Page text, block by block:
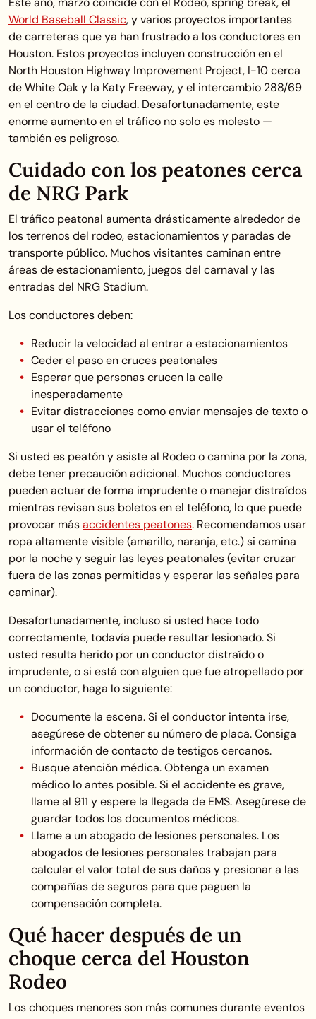
World Baseball Classic, y varios proyectos importantes
de carreteras que ya han frustrado a los conductores en
Houston. Estos proyectos incluyen construcción en el
North Houston Highway Improvement Project, I-10 cerca
de White Oak y la Katy Freeway, y el intercambio 288/69
en el centro de la ciudad. Desafortunadamente, este
enorme aumento en el tráfico no solo es molesto —
también es peligroso.
Cuidado con los peatones cerca
de NRG Park
El tráfico peatonal aumenta drásticamente alrededor de
los terrenos del rodeo, estacionamientos y paradas de
transporte público. Muchos visitantes caminan entre
áreas de estacionamiento, juegos del carnaval y las
entradas del NRG Stadium.
Los conductores deben:
Reducir la velocidad al entrar a estacionamientos
Ceder el paso en cruces peatonales
Esperar que personas crucen la calle
inesperadamente
Evitar distracciones como enviar mensajes de texto o
usar el teléfono
Si usted es peatón y asiste al Rodeo o camina por la zona,
debe tener precaución adicional. Muchos conductores
pueden actuar de forma imprudente o manejar distraídos
mientras revisan sus boletos en el teléfono, lo que puede
provocar másaccidentes peatones. Recomendamos usar
ropa altamente visible (amarillo, naranja, etc.) si camina
por la noche y seguir las leyes peatonales (evitar cruzar
fuera de las zonas permitidas y esperar las señales para
caminar).
Desafortunadamente, incluso si usted hace todo
correctamente, todavía puede resultar lesionado. Si
usted resulta herido por un conductor distraído o
imprudente, o si está con alguien que fue atropellado por
un conductor, haga lo siguiente:
Documente la escena. Si el conductor intenta irse,
asegúrese de obtener su número de placa. Consiga
información de contacto de testigos cercanos.
Busque atención médica. Obtenga un examen
médico lo antes posible. Si el accidente es grave,
llame al 911 y espere la llegada de EMS. Asegúrese de
guardar todos los documentos médicos.
Llame a un abogado de lesiones personales. Los
abogados de lesiones personales trabajan para
calcular el valor total de sus daños y presionar a las
compañías de seguros para que paguen la
compensación completa.
Qué hacer después de un
choque cerca del Houston
Rodeo
Los choques menores son más comunes durante eventos